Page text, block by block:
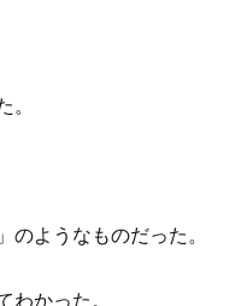
ようなものだった。
かった。